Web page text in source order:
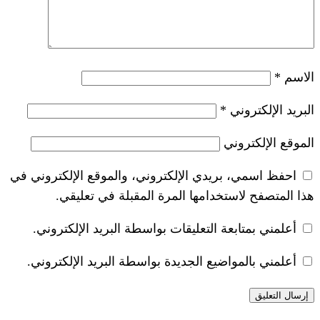
الإلكتروني، والموقع الإلكتروني في
المرة المقبلة في تعليقي.
التعليقات بواسطة البريد الإلكتروني.
الجديدة بواسطة البريد الإلكتروني.